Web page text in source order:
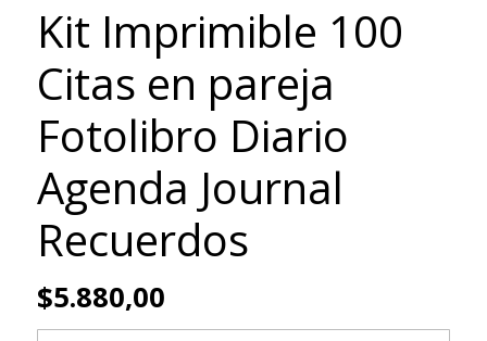
Kit Imprimible 100
Citas en pareja
Fotolibro Diario
Agenda Journal
Recuerdos
$5.880,00